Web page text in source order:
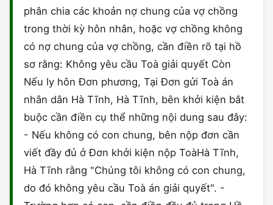
phân chia các khoản nợ chung của vợ chồng
trong thời kỳ hôn nhân, hoặc vợ chồng không
có nợ chung của vợ chồng, cần điền rõ tại hồ
sơ rằng: Không yêu cầu Toà giải quyết Còn
Nếu ly hôn Đơn phương, Tại Đơn gửi Toà án
nhân dân Hà Tĩnh, Hà Tĩnh, bên khởi kiện bắt
buộc cần điền cụ thể những nội dung sau đây:
- Nếu không có con chung, bên nộp đơn cần
viết đầy đủ ở Đơn khởi kiện nộp ToàHà Tĩnh,
Hà Tĩnh rằng "Chúng tôi không có con chung,
do đó không yêu cầu Toà án giải quyết". -